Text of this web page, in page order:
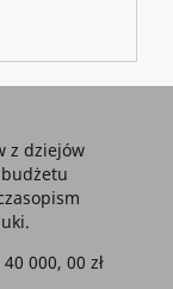
z dziejów
000, 00 zł